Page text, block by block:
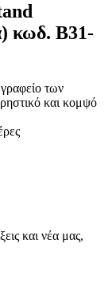
κωδ. B31-
των
και κομψό
και νέα μας,